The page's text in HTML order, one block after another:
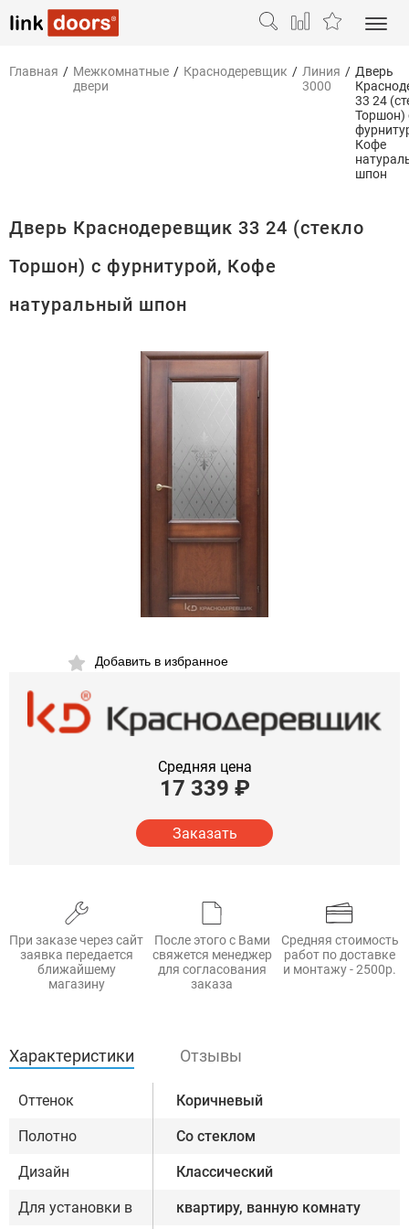
Главная / Межкомнатные
двери
/ Краснодеревщик / Линия
3000
/ Дверь
33 24
Торшон)
Кофе
шпон
Дверь Краснодеревщик 33 24 (стекло
Торшон) с фурнитурой, Кофе
натуральный шпон
Добавить в избранное
Средняя цена
17 339 ₽
Заказать
При заказе через сайт
заявка передается
ближайшему
магазину
После этого с Вами
свяжется менеджер
для согласования
заказа
Средняя стоимость
работ по доставке
и монтажу - 2500р.
Характеристики Отзывы
Оттенок Коричневый
Полотно Со стеклом
Дизайн Классический
Для установки в квартиру, ванную комнату